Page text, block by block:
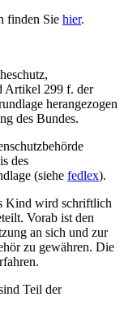
finden Sie hier.
Artikel 299 f. der
herangezogen
des Bundes.
des
(siehe fedlex).
Kind wird schriftlich
Vorab ist den
an sich und zur
zu gewähren. Die
Teil der